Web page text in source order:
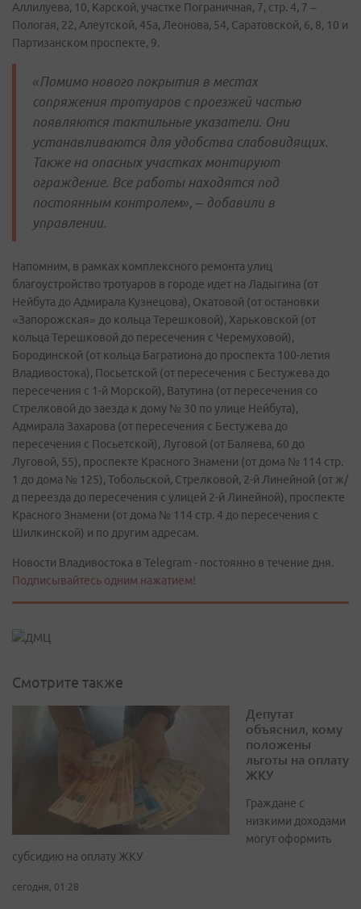
Аллилуева, 10, Карской, участке Пограничная, 7, стр. 4, 7 –
Пологая, 22, Алеутской, 45а, Леонова, 54, Саратовской, 6, 8, 10 и
Партизанском проспекте, 9.
«Помимо нового покрытия в местах
сопряжения тротуаров с проезжей частью
появляются тактильные указатели. Они
устанавливаются для удобства слабовидящих.
Также на опасных участках монтируют
ограждение. Все работы находятся под
постоянным контролем», – добавили в
управлении.
Напомним, в рамках комплексного ремонта улиц
благоустройство тротуаров в городе идет на Ладыгина (от
Нейбута до Адмирала Кузнецова), Окатовой (от остановки
«Запорожская» до кольца Терешковой), Харьковской (от
кольца Терешковой до пересечения с Черемуховой),
Бородинской (от кольца Багратиона до проспекта 100-летия
Владивостока), Посьетской (от пересечения с Бестужева до
пересечения с 1-й Морской), Ватутина (от пересечения со
Стрелковой до заезда к дому № 30 по улице Нейбута),
Адмирала Захарова (от пересечения с Бестужева до
пересечения с Посьетской), Луговой (от Баляева, 60 до
Луговой, 55), проспекте Красного Знамени (от дома № 114 стр.
1 до дома № 125), Тобольской, Стрелковой, 2-й Линейной (от ж/
д переезда до пересечения с улицей 2-й Линейной), проспекте
Красного Знамени (от дома № 114 стр. 4 до пересечения с
Шилкинской) и по другим адресам.
Новости Владивостока в Telegram - постоянно в течение дня.
Подписывайтесь одним нажатием!
Смотрите также
Депутат
объяснил, кому
положены
льготы на оплату
ЖКУ
Граждане с
низкими доходами
могут оформить
субсидию на оплату ЖКУ
сегодня, 01:28